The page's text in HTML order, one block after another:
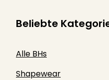
Beliebte
Alle BHs
Shapewear